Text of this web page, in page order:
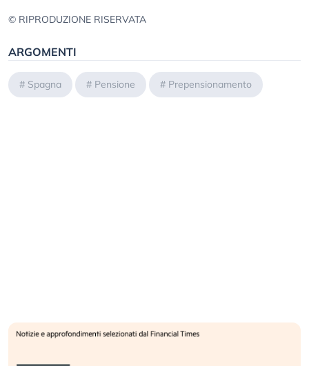
© RIPRODUZIONE RISERVATA
ARGOMENTI
# Spagna # Pensione # Prepensionamento